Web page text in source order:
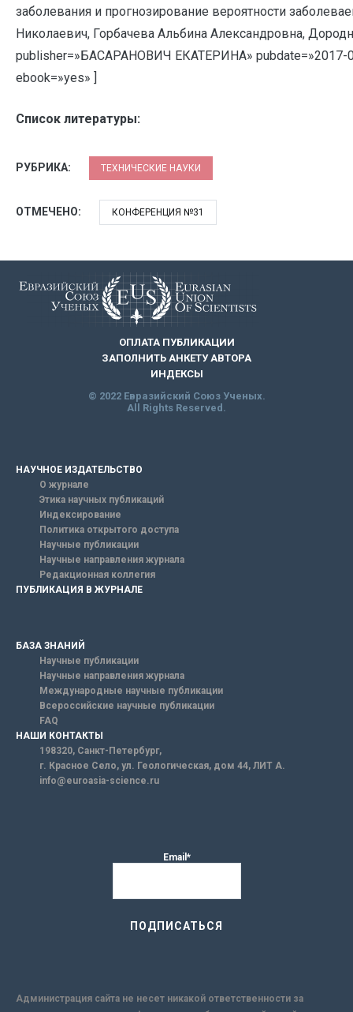
заболевания и прогнозирование вероятности
Николаевич, Горбачева Альбина Александровна,
publisher=»БАСАРАНОВИЧ ЕКАТЕРИНА»
ebook=»yes» ]
Список литературы:
РУБРИКА: ТЕХНИЧЕСКИЕ НАУКИ
ОТМЕЧЕНО: КОНФЕРЕНЦИЯ №31
ОПЛАТА ПУБЛИКАЦИИ
ЗАПОЛНИТЬ АНКЕТУ АВТОРА
ИНДЕКСЫ
© 2022 Евразийский Союз Ученых.
All Rights Reserved.
НАУЧНОЕ ИЗДАТЕЛЬСТВО
О журнале
Этика научных публикаций
Индексирование
Политика открытого доступа
Научные публикации
Научные направления журнала
Редакционная коллегия
ПУБЛИКАЦИЯ В ЖУРНАЛЕ
БАЗА ЗНАНИЙ
Научные публикации
Научные направления журнала
Международные научные публикации
Всероссийские научные публикации
FAQ
НАШИ КОНТАКТЫ
198320, Санкт-Петербург,
г. Красное Село, ул. Геологическая, дом 44, ЛИТ А.
info@euroasia-science.ru
Email*
Администрация сайта не несет никакой ответственности за